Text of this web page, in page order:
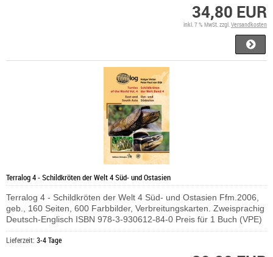
34,80 EUR
inkl. 7 % MwSt. zzgl.Versandkosten
Terralog 4 - Schildkröten der Welt 4 Süd- und Ostasien
Terralog 4 - Schildkröten der Welt 4 Süd- und Ostasien Ffm.2006,
geb., 160 Seiten, 600 Farbbilder, Verbreitungskarten. Zweisprachig
Deutsch-Englisch ISBN 978-3-930612-84-0 Preis für 1 Buch (VPE)
Lieferzeit: 3-4 Tage